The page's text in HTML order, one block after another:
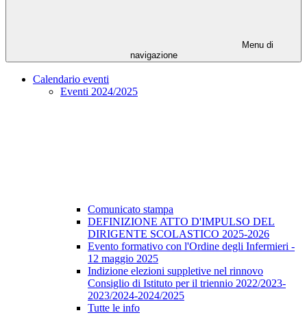
Menu di
navigazione
Calendario eventi
Eventi 2024/2025
Comunicato stampa
DEFINIZIONE ATTO D'IMPULSO DEL
DIRIGENTE SCOLASTICO 2025-2026
Evento formativo con l'Ordine degli Infermieri -
12 maggio 2025
Indizione elezioni suppletive nel rinnovo
Consiglio di Istituto per il triennio 2022/2023-
2023/2024-2024/2025
Tutte le info